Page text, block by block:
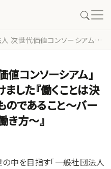
トで取材を受けました『働くことは決して苦痛でなく、楽しいものであること～バーチャルオフィスで変える働き方～』
コンソーシアム」
した『働くことは決
のであること～バー
き方～』
中を目指す「一般社団法人